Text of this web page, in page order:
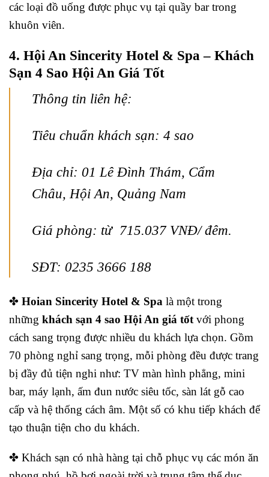
các loại đồ uống được phục vụ tại quầy bar trong
khuôn viên.
4. Hội An Sincerity Hotel & Spa – Khách
Sạn 4 Sao Hội An Giá Tốt
Thông tin liên hệ:
Tiêu chuẩn khách sạn: 4 sao
Địa chỉ: 01 Lê Đình Thám, Cẩm
Châu, Hội An, Quảng Nam
Giá phòng: từ 715.037 VNĐ/ đêm.
SĐT: 0235 3666 188
✤ Hoian Sincerity Hotel & Spa là một trong
những khách sạn 4 sao Hội An giá tốt với phong
cách sang trọng được nhiều du khách lựa chọn. Gồm
70 phòng nghỉ sang trọng, mỗi phòng đều được trang
bị đầy đủ tiện nghi như: TV màn hình phẳng, mini
bar, máy lạnh, ấm đun nước siêu tốc, sàn lát gỗ cao
cấp và hệ thống cách âm. Một số có khu tiếp khách để
tạo thuận tiện cho du khách.
✤ Khách sạn có nhà hàng tại chỗ phục vụ các món ăn